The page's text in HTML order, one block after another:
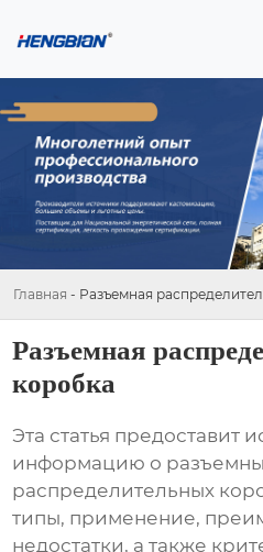
Главная - Разъемная
Разъемная
коробка
Эта статья
информацию о
распределительных
типы, применение,
недостатки, а также